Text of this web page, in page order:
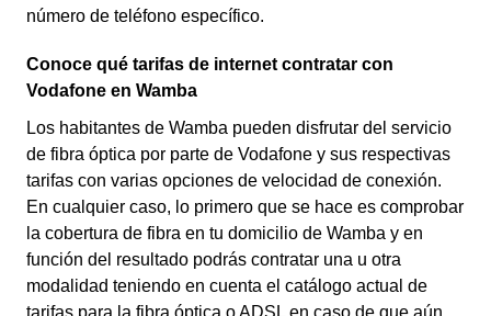
número de teléfono específico.
Conoce qué tarifas de internet contratar con
Vodafone en Wamba
Los habitantes de Wamba pueden disfrutar del servicio
de fibra óptica por parte de Vodafone y sus respectivas
tarifas con varias opciones de velocidad de conexión.
En cualquier caso, lo primero que se hace es comprobar
la cobertura de fibra en tu domicilio de Wamba y en
función del resultado podrás contratar una u otra
modalidad teniendo en cuenta el catálogo actual de
tarifas para la fibra óptica o ADSL en caso de que aún